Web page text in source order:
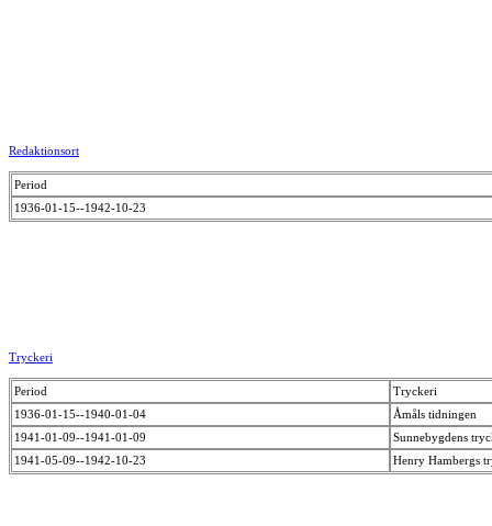
Redaktionsort
Period
1936-01-15--1942-10-23
Tryckeri
Period
Tryckeri
1936-01-15--1940-01-04
Åmåls tidningen
1941-01-09--1941-01-09
Sunnebygdens
1941-05-09--1942-10-23
Henry Hambergs